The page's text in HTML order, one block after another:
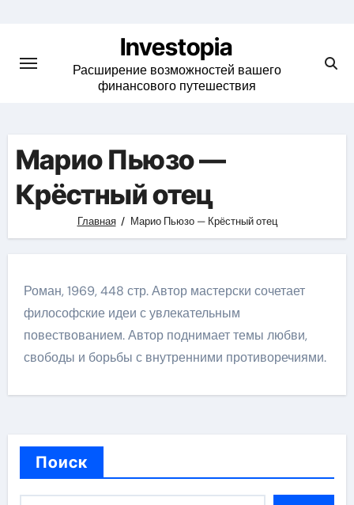
content
Investopia
Расширение возможностей вашего
финансового путешествия
Марио Пьюзо —
Крёстный отец
Главная Марио Пьюзо — Крёстный отец
Роман, 1969, 448 стр. Автор мастерски сочетает
философские идеи с увлекательным
повествованием. Автор поднимает темы любви,
свободы и борьбы с внутренними противоречиями.
Поиск